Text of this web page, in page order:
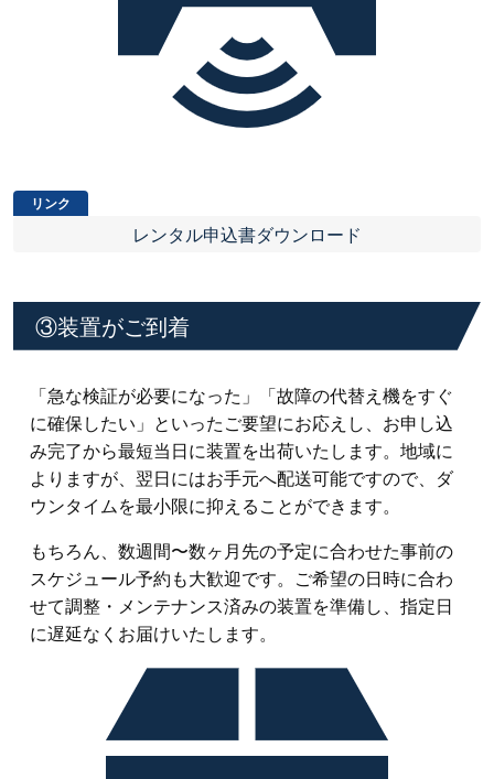
レンタル申込書ダウンロード
③装置がご到着
「急な検証が必要になった」「故障の代替え機をすぐ
に確保したい」といったご要望にお応えし、お申し込
み完了から最短当日に装置を出荷いたします。地域に
よりますが、翌日にはお手元へ配送可能ですので、ダ
ウンタイムを最小限に抑えることができます。
もちろん、数週間〜数ヶ月先の予定に合わせた事前の
スケジュール予約も大歓迎です。ご希望の日時に合わ
せて調整・メンテナンス済みの装置を準備し、指定日
に遅延なくお届けいたします。